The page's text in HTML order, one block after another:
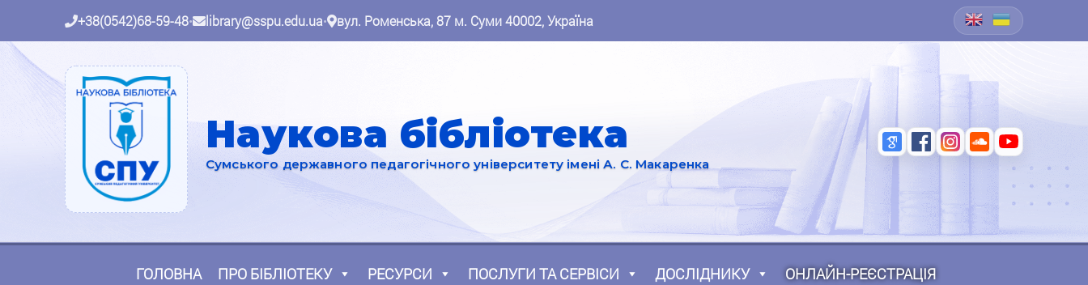
+38(0542)68-59-48• library@sspu.edu.ua• вул. Роменська, 87 м. Суми 40002, Україна
Наукова бібліотека
Сумського державного педагогічного університету імені А. С. Макаренка
ГОЛОВНА ПРО БІБЛІОТЕКУ РЕСУРСИ ПОСЛУГИ ТА СЕРВІСИ ДОСЛІДНИКУ ОНЛАЙН-РЕЄСТРАЦІЯ